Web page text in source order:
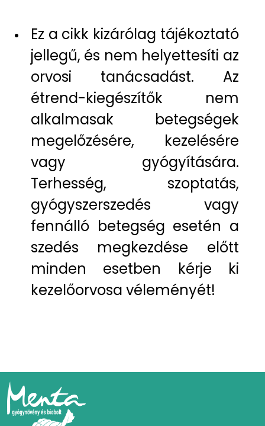
Ez a cikk kizárólag tájékoztató
jellegű, és nem helyettesíti az
orvosi tanácsadást. Az
étrend-kiegészítők nem
alkalmasak betegségek
megelőzésére, kezelésére
vagy gyógyítására.
Terhesség, szoptatás,
gyógyszerszedés vagy
fennálló betegség esetén a
szedés megkezdése előtt
minden esetben kérje ki
kezelőorvosa véleményét!